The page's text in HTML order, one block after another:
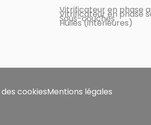
Vitrificateur en phase
Vitrificateur en phase
Sous-couches
Huiles (intérieures)
cookiesMentions légales